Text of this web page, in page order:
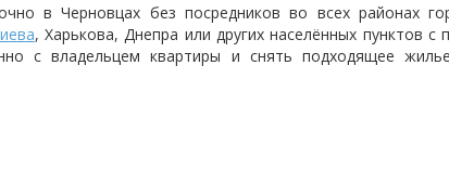
в Черновцах без посредников во всех районах
, Харькова, Днепра или других населённых пунктов
с владельцем квартиры и снять подходящее